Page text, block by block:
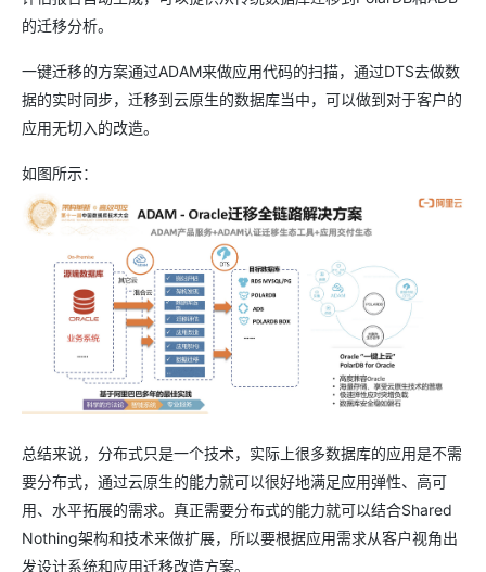
的迁移分析。
一键迁移的方案通过ADAM来做应用代码的扫描，通过DTS去做数
据的实时同步，迁移到云原生的数据库当中，可以做到对于客户的
应用无切入的改造。
如图所示：
总结来说，分布式只是一个技术，实际上很多数据库的应用是不需
要分布式，通过云原生的能力就可以很好地满足应用弹性、高可
用、水平拓展的需求。真正需要分布式的能力就可以结合Shared
Nothing架构和技术来做扩展，所以要根据应用需求从客户视角出
发设计系统和应用迁移改造方案。